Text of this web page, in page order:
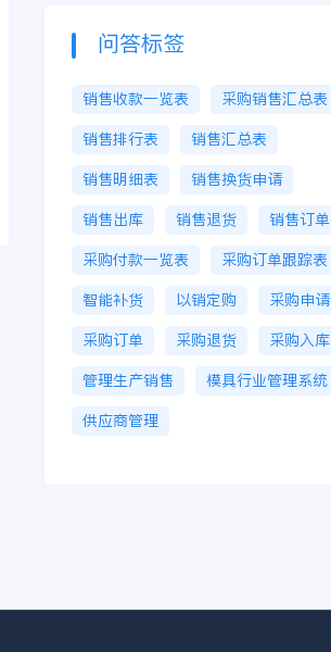
问答标签
销售收款一览表
采购销售汇总表
销售排行表
销售汇总表
销售明细表
销售换货申请
销售出库
销售退货
销售订单
采购付款一览表
采购订单跟踪表
智能补货
以销定购
采购申请
采购订单
采购退货
采购入库
管理生产销售
模具行业管理系统
供应商管理